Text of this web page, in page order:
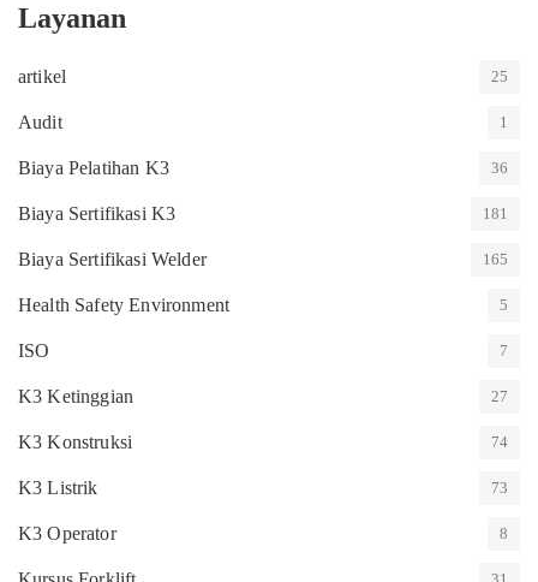
Layanan
artikel 25
Audit 1
Biaya Pelatihan K3 36
Biaya Sertifikasi K3 181
Biaya Sertifikasi Welder 165
Health Safety Environment 5
ISO 7
K3 Ketinggian 27
K3 Konstruksi 74
K3 Listrik 73
K3 Operator 8